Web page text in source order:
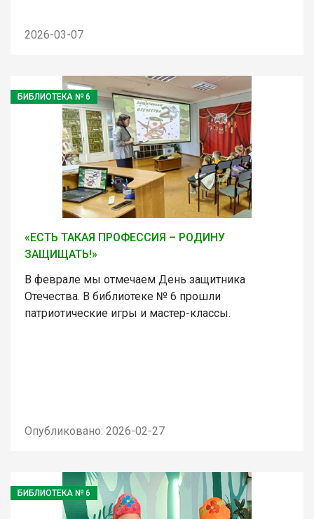
2026-03-07
БИБЛИОТЕКА № 6
«ЕСТЬ ТАКАЯ ПРОФЕССИЯ – РОДИНУ
ЗАЩИЩАТЬ!»
В феврале мы отмечаем День защитника
Отечества. В библиотеке № 6 прошли
патриотические игры и мастер-классы.
Опубликовано: 2026-02-27
БИБЛИОТЕКА № 6